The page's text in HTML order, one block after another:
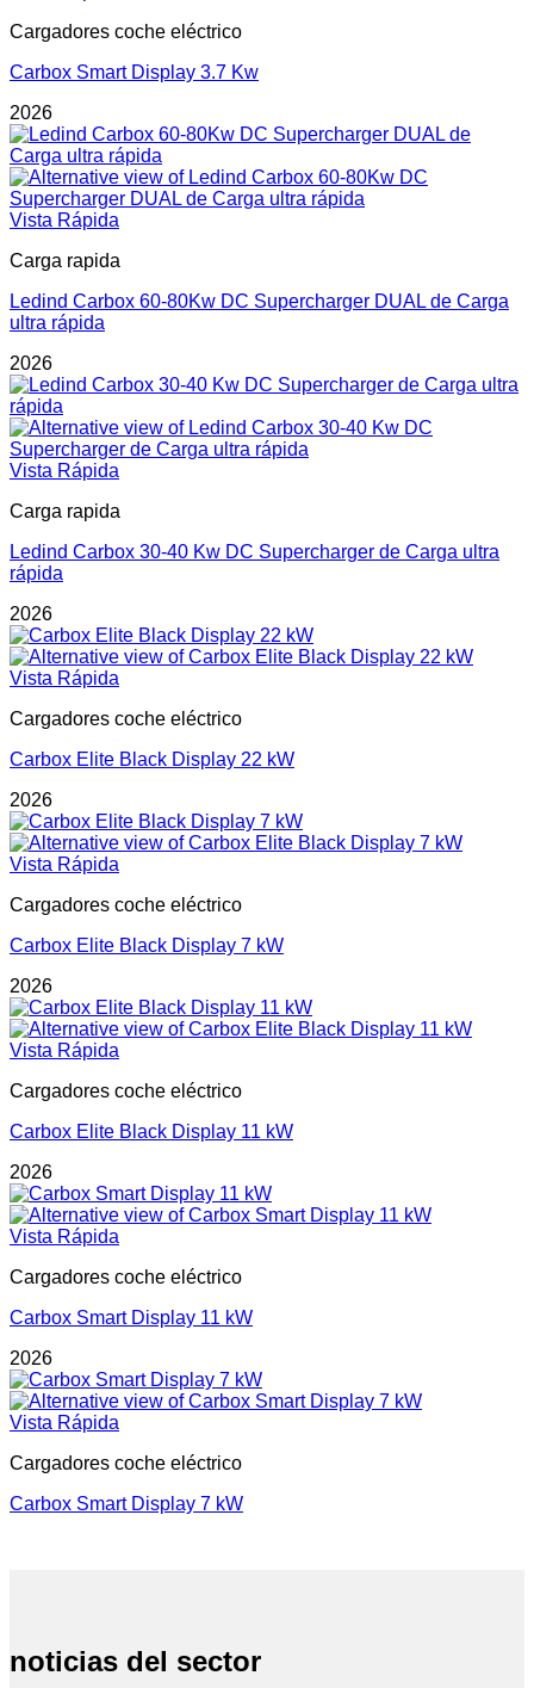
Cargadores coche eléctrico
Carbox Smart Display 3.7 Kw
2026
Vista Rápida
Carga rapida
Ledind Carbox 60-80Kw DC Supercharger DUAL de Carga
ultra rápida
2026
Vista Rápida
Carga rapida
Ledind Carbox 30-40 Kw DC Supercharger de Carga ultra
rápida
2026
Vista Rápida
Cargadores coche eléctrico
Carbox Elite Black Display 22 kW
2026
Vista Rápida
Cargadores coche eléctrico
Carbox Elite Black Display 7 kW
2026
Vista Rápida
Cargadores coche eléctrico
Carbox Elite Black Display 11 kW
2026
Vista Rápida
Cargadores coche eléctrico
Carbox Smart Display 11 kW
2026
Vista Rápida
Cargadores coche eléctrico
Carbox Smart Display 7 kW
noticias del sector